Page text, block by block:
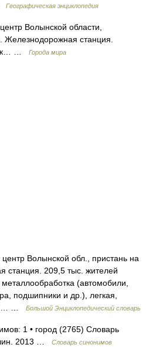
Географическая энциклопедия
Волынской области,
Железнодорожная станция.
…
Города мира
Волынской обл., пристань на
станция. 209,5 тыс. жителей
(автомобили,
подшипники и др.), легкая,
…
Большой Энциклопедический словарь
1 • город (2765) Словарь
2013 …
Словарь синонимов